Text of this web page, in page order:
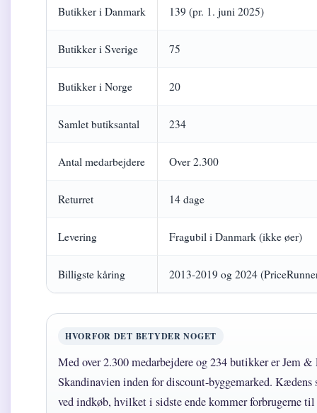
Butikker i Danmark 139 (pr. 1. juni 2025)
Butikker i Sverige 75
Butikker i Norge 20
Samlet butiksantal 234
Antal medarbejdere Over 2.300
Returret 14 dage
Levering Fragubil i Danmark (ikke øer)
Billigste kåring 2013-2019 og 2024
HVORFOR DET BETYDER NOGET
Med over 2.300 medarbejdere og 234 butikker er Jem
Skandinavien inden for discount-byggemarked.
ved indkøb, hvilket i sidste ende kommer forbrugerne til